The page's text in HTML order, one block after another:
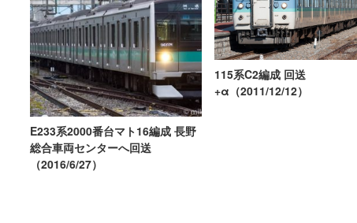
E233系2000番台マト16編成 長野
総合車両センターへ回送
（2016/6/27）
115系C2編成 回送
+α（2011/12/12）